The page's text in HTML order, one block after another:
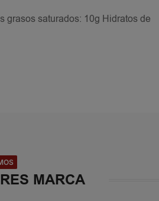
grasos saturados: 10g Hidratos de
MARCA